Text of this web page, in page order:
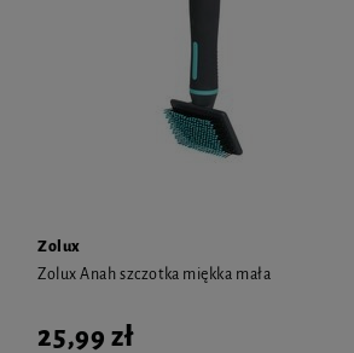
Zolux
Zolux Anah szczotka miękka mała
25,99 zł